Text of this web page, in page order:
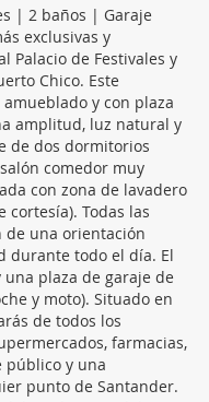
| 2 baños | Garaje
exclusivas y
Palacio de Festivales y
Chico. Este
y con plaza
amplitud, luz natural y
de dos dormitorios
comedor muy
con zona de lavadero
cortesía). Todas las
de una orientación
durante todo el día. El
plaza de garaje de
y moto). Situado en
de todos los
farmacias,
público y una
punto de Santander.